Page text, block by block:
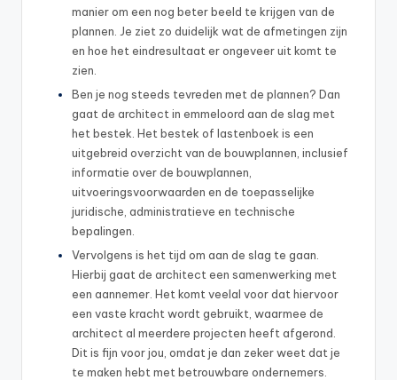
manier om een nog beter beeld te krijgen van de
plannen. Je ziet zo duidelijk wat de afmetingen zijn
en hoe het eindresultaat er ongeveer uit komt te
zien.
Ben je nog steeds tevreden met de plannen? Dan
gaat de architect in emmeloord aan de slag met
het bestek. Het bestek of lastenboek is een
uitgebreid overzicht van de bouwplannen, inclusief
informatie over de bouwplannen,
uitvoeringsvoorwaarden en de toepasselijke
juridische, administratieve en technische
bepalingen.
Vervolgens is het tijd om aan de slag te gaan.
Hierbij gaat de architect een samenwerking met
een aannemer. Het komt veelal voor dat hiervoor
een vaste kracht wordt gebruikt, waarmee de
architect al meerdere projecten heeft afgerond.
Dit is fijn voor jou, omdat je dan zeker weet dat je
te maken hebt met betrouwbare ondernemers.